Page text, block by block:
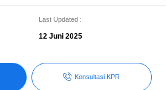
Last Updated :
12 Juni 2025
Konsultasi KPR